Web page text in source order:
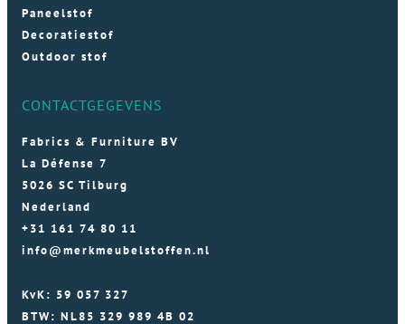
Paneelstof
Decoratiestof
Outdoor stof
CONTACTGEGEVENS
Fabrics & Furniture BV
La Défense 7
5026 SC Tilburg
Nederland
+31 161 74 80 11
info@merkmeubelstoffen.nl
KvK: 59 057 327
BTW: NL85 329 989 4B 02